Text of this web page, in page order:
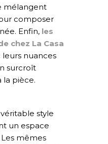
mélangent
composer
Enfin, les
chez La Casa
leurs nuances
surcroît
la pièce.
style
un espace
mêmes